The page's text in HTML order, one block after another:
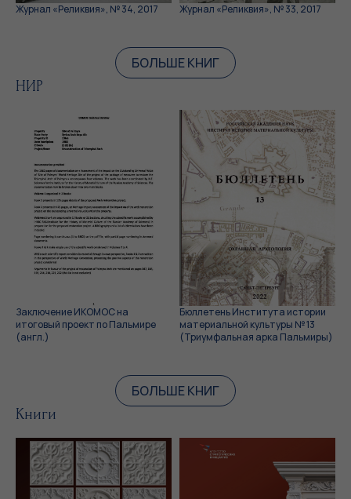
Журнал «Реликвия», № 34, 2017 Журнал «Реликвия», № 33, 2017
БОЛЬШЕ КНИГ
НИР
Заключение ИКОМОС на
итоговый проект по Пальмире
(англ.)
Бюллетень Института истории
материальной культуры № 13
(Триумфальная арка Пальмиры)
БОЛЬШЕ КНИГ
Книги